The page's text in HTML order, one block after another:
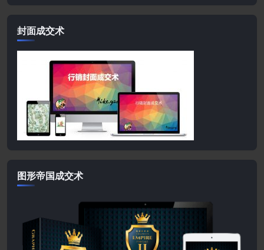
封面成交术
图形帝国成交术